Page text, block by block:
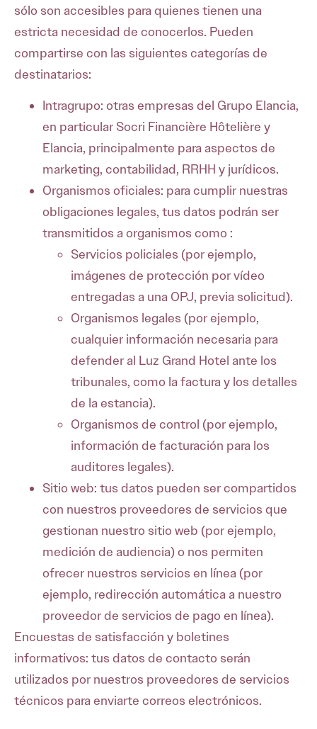
sólo son accesibles para quienes tienen una
estricta necesidad de conocerlos. Pueden
compartirse con las siguientes categorías de
destinatarios:
Intragrupo: otras empresas del Grupo Elancia,
en particular Socri Financière Hôtelière y
Elancia, principalmente para aspectos de
marketing, contabilidad, RRHH y jurídicos.
Organismos oficiales: para cumplir nuestras
obligaciones legales, tus datos podrán ser
transmitidos a organismos como :
Servicios policiales (por ejemplo,
imágenes de protección por vídeo
entregadas a una OPJ, previa solicitud).
Organismos legales (por ejemplo,
cualquier información necesaria para
defender al Luz Grand Hotel ante los
tribunales, como la factura y los detalles
de la estancia).
Organismos de control (por ejemplo,
información de facturación para los
auditores legales).
Sitio web: tus datos pueden ser compartidos
con nuestros proveedores de servicios que
gestionan nuestro sitio web (por ejemplo,
medición de audiencia) o nos permiten
ofrecer nuestros servicios en línea (por
ejemplo, redirección automática a nuestro
proveedor de servicios de pago en línea).
Encuestas de satisfacción y boletines
informativos: tus datos de contacto serán
utilizados por nuestros proveedores de servicios
técnicos para enviarte correos electrónicos.